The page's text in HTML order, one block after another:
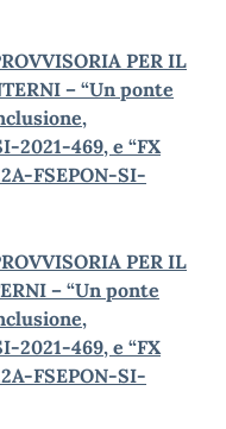
PER IL
– “Un ponte
2021-469, e “FX
FSEPON-SI-
PER IL
– “Un ponte
2021-469, e “FX
FSEPON-SI-